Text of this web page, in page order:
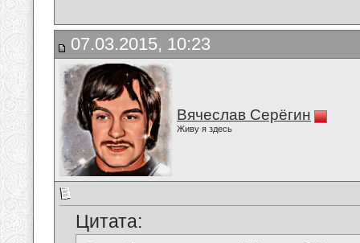
07.03.2015, 10:23
Вячеслав Серёгин
Живу я здесь
Цитата: